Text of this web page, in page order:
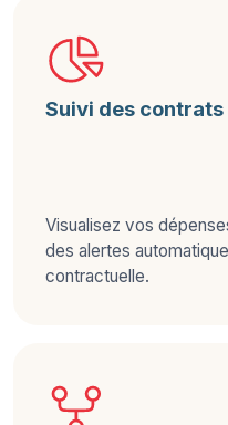
Suivi des contrats
Visualisez vos
des alertes
contractuelle.